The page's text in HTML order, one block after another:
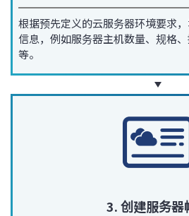
根据预先定义的云服务器环境要求
信息，例如服务器主机数量、规格
等。
3. 创建服务器